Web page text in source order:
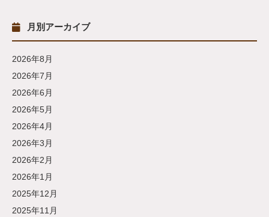
月別アーカイブ
2026年8月
2026年7月
2026年6月
2026年5月
2026年4月
2026年3月
2026年2月
2026年1月
2025年12月
2025年11月